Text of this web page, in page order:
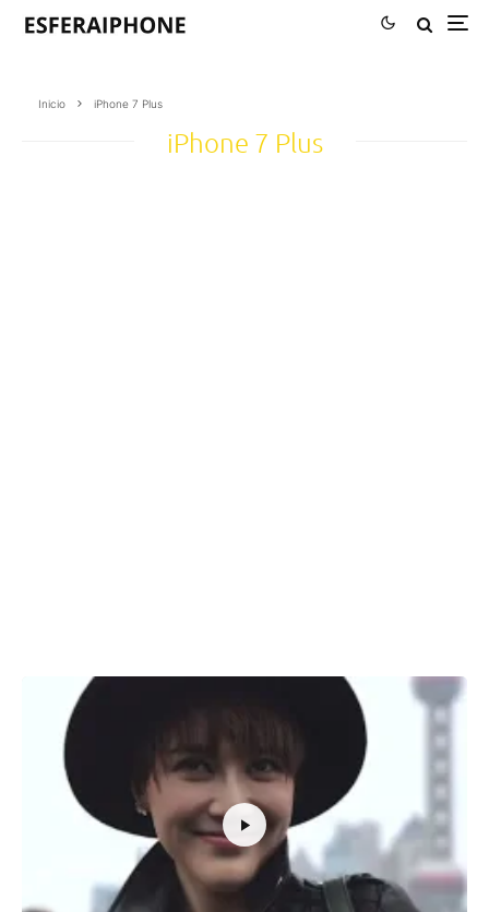
Inicio iPhone 7 Plus
iPhone 7 Plus